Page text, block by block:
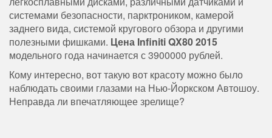
системами безопасности, парктроником, камерой
заднего вида, системой кругового обзора и другими
полезными фишками. Цена Infiniti QX80 2015
модельного года начинается с 3900000 рублей.
Кому интересно, вот такую вот красоту можно было
наблюдать своими глазами на Нью-Йоркском Автошоу.
Неправда ли впечатляющее зрелище?